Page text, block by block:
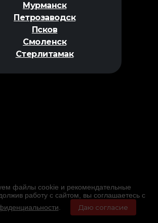
Мурманск
Петрозаводск
Псков
Смоленск
Стерлитамак
файлы cookie и рекомендательные
работу с сайтом, вы соглашаетесь с
Даю согласие